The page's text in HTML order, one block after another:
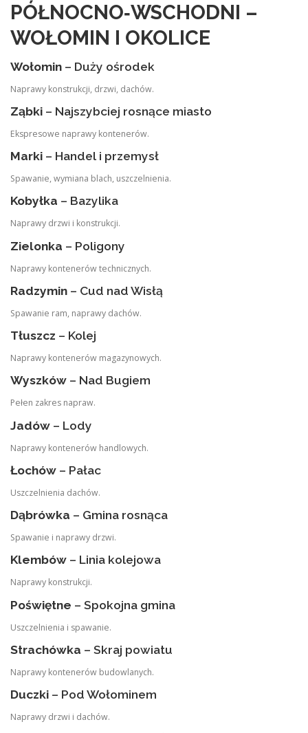
PÓŁNOCNO‑WSCHODNI –
WOŁOMIN I OKOLICE
Wołomin – Duży ośrodek
Naprawy konstrukcji, drzwi, dachów.
Ząbki – Najszybciej rosnące miasto
Ekspresowe naprawy kontenerów.
Marki – Handel i przemysł
Spawanie, wymiana blach, uszczelnienia.
Kobyłka – Bazylika
Naprawy drzwi i konstrukcji.
Zielonka – Poligony
Naprawy kontenerów technicznych.
Radzymin – Cud nad Wisłą
Spawanie ram, naprawy dachów.
Tłuszcz – Kolej
Naprawy kontenerów magazynowych.
Wyszków – Nad Bugiem
Pełen zakres napraw.
Jadów – Lody
Naprawy kontenerów handlowych.
Łochów – Pałac
Uszczelnienia dachów.
Dąbrówka – Gmina rosnąca
Spawanie i naprawy drzwi.
Klembów – Linia kolejowa
Naprawy konstrukcji.
Poświętne – Spokojna gmina
Uszczelnienia i spawanie.
Strachówka – Skraj powiatu
Naprawy kontenerów budowlanych.
Duczki – Pod Wołominem
Naprawy drzwi i dachów.